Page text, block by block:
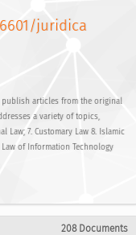
juridica
publish articles from the original
a variety of topics,
Law; 7. Customary Law 8. Islamic
Law of Information Technology
208 Documents